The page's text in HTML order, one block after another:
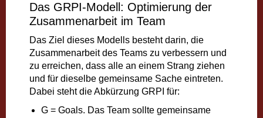
Das GRPI-Modell: Optimierung der
Zusammenarbeit im Team
Das Ziel dieses Modells besteht darin, die
Zusammenarbeit des Teams zu verbessern und
zu erreichen, dass alle an einem Strang ziehen
und für dieselbe gemeinsame Sache eintreten.
Dabei steht die Abkürzung GRPI für:
G = Goals. Das Team sollte gemeinsame